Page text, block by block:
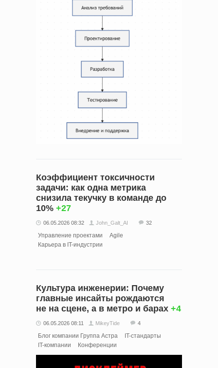
Коэффициент токсичности
задачи: как одна метрика
снизила текучку в команде до
10% +27
06.05.2026 08:32 John_Galt_AI 32
Управление проектами
Agile
Карьера в IT-индустрии
Культура инженерии: Почему
главные инсайты рождаются
не на сцене, а в метро и барах +4
06.05.2026 08:11 MikeyTide 4
Блог компании Группа Астра
IT-стандарты
IT-компании
Конференции